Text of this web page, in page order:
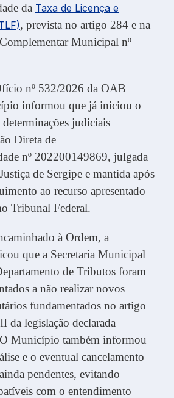
da Taxa de Licença e
, prevista no artigo 284 e na
Municipal nº
nº 532/2026 da OAB
informou que já iniciou o
judiciais
Direta de
nº 202200149869, julgada
de Sergipe e mantida após
ao recurso apresentado
Tribunal Federal.
à Ordem, a
que a Secretaria Municipal
de Tributos foram
a não realizar novos
fundamentados no artigo
da legislação declarada
Município também informou
e o eventual cancelamento
pendentes, evitando
com o entendimento